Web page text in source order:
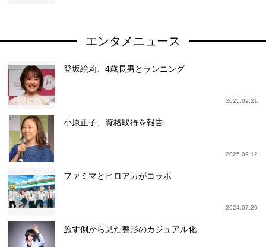
エンタメニュース
登坂絵莉、4歳長男とランニング
2025.09.21
小原正子、資格取得を報告
2025.09.12
ファミマとヒロアカがコラボ
2024.07.26
施す側から見た整形のカジュアル化